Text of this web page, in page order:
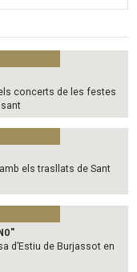
concerts de les festes
els trasllats de Sant
d’Estiu de Burjassot en